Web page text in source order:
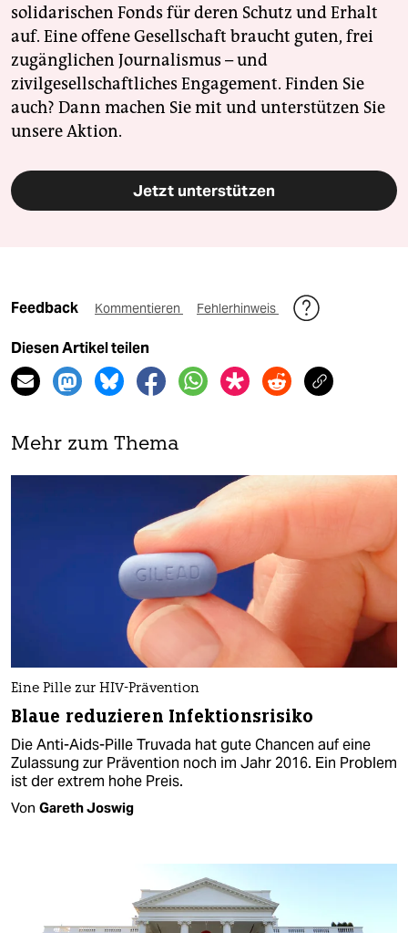
solidarischen Fonds für deren Schutz und Erhalt
auf. Eine offene Gesellschaft braucht guten, frei
zugänglichen Journalismus – und
zivilgesellschaftliches Engagement. Finden Sie
auch? Dann machen Sie mit und unterstützen Sie
unsere Aktion.
Jetzt unterstützen
Feedback Kommentieren Fehlerhinweis
Diesen Artikel teilen
Mehr zum Thema
Eine Pille zur HIV-Prävention
Blaue reduzieren Infektionsrisiko
Die Anti-Aids-Pille Truvada hat gute Chancen auf eine
Zulassung zur Prävention noch im Jahr 2016. Ein Problem
ist der extrem hohe Preis.
Von Gareth Joswig